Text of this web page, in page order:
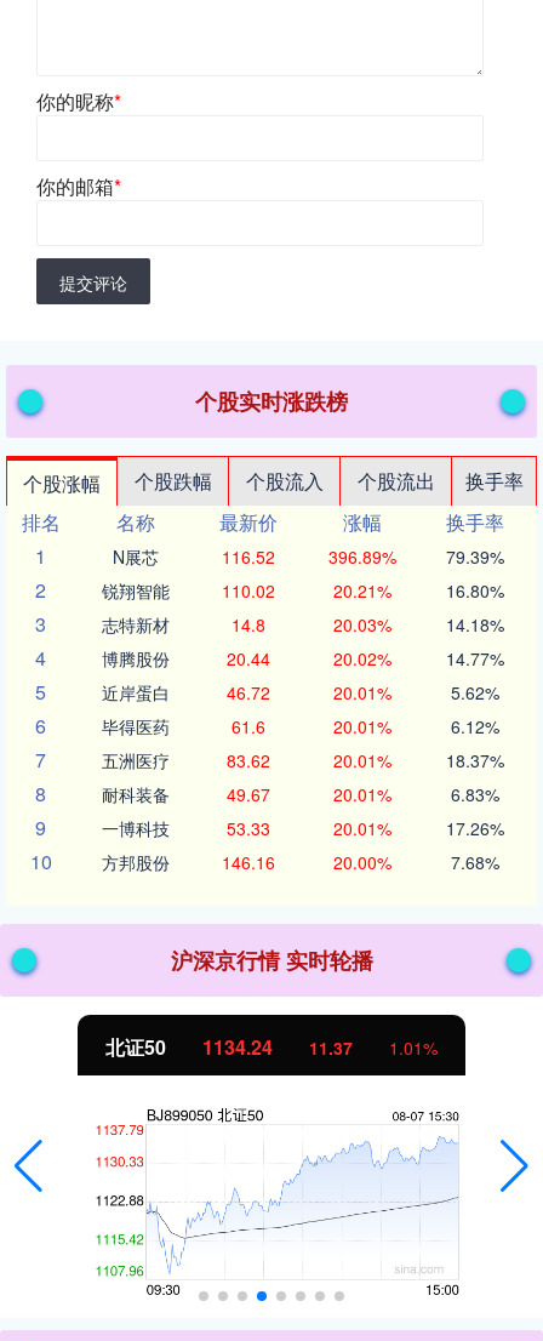
你的昵称*
你的邮箱*
提交评论
个股实时涨跌榜
个股涨幅 个股跌幅 个股流入 个股流出
换手率
排名
名称 最新价 涨幅
换手率
1
N展芯 116.52 396.89% 79.39%
2 锐翔智能 110.02 20.21% 16.80%
3 志特新材 14.8 20.03% 14.18%
4 博腾股份 20.44 20.02% 14.77%
5 近岸蛋白 46.72 20.01% 5.62%
6 毕得医药 61.6 20.01% 6.12%
7 五洲医疗 83.62 20.01% 18.37%
8 耐科装备 49.67 20.01% 6.83%
9 一博科技 53.33 20.01% 17.26%
10 方邦股份 146.16 20.00% 7.68%
沪深京行情 实时轮播
北证50 1134.24 11.37 1.01%